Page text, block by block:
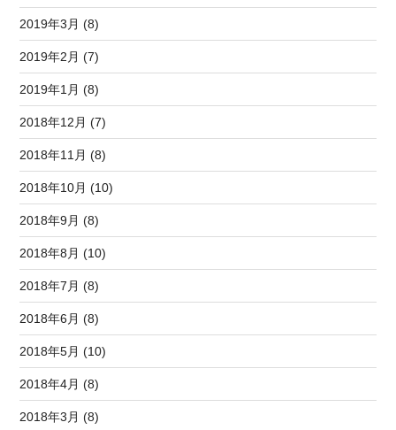
2019年3月 (8)
2019年2月 (7)
2019年1月 (8)
2018年12月 (7)
2018年11月 (8)
2018年10月 (10)
2018年9月 (8)
2018年8月 (10)
2018年7月 (8)
2018年6月 (8)
2018年5月 (10)
2018年4月 (8)
2018年3月 (8)